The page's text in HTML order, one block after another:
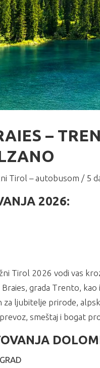
–
Tirol – autobusom / 5
2026:
Tirol 2026 vodi vas
grada Trento,
za ljubitelje prirode,
smeštaj i bogat